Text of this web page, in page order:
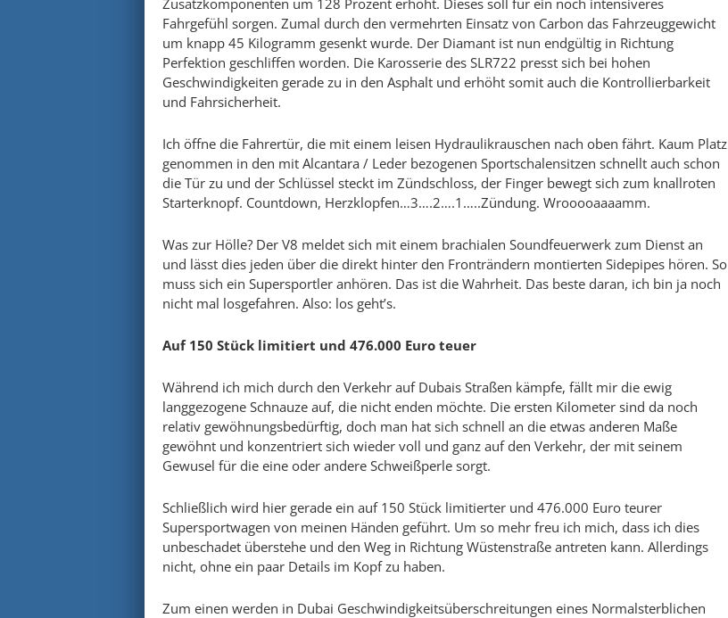
Zusatzkomponenten um 128 Prozent erhöht. Dieses soll für ein noch intensiveres
Fahrgefühl sorgen. Zumal durch den vermehrten Einsatz von Carbon das Fahrzeuggewicht
um knapp 45 Kilogramm gesenkt wurde. Der Diamant ist nun endgültig in Richtung
Perfektion geschliffen worden. Die Karosserie des SLR722 presst sich bei hohen
Geschwindigkeiten gerade zu in den Asphalt und erhöht somit auch die Kontrollierbarkeit
und Fahrsicherheit.
Ich öffne die Fahrertür, die mit einem leisen Hydraulikrauschen nach oben fährt. Kaum Platz
genommen in den mit Alcantara / Leder bezogenen Sportschalensitzen schnellt auch schon
die Tür zu und der Schlüssel steckt im Zündschloss, der Finger bewegt sich zum knallroten
Starterknopf. Countdown, Herzklopfen…3….2….1…..Zündung. Wrooooaaaamm.
Was zur Hölle? Der V8 meldet sich mit einem brachialen Soundfeuerwerk zum Dienst an
und lässt dies jeden über die direkt hinter den Fronträndern montierten Sidepipes hören. So
muss sich ein Supersportler anhören. Das ist die Wahrheit. Das beste daran, ich bin ja noch
nicht mal losgefahren. Also: los geht’s.
Auf 150 Stück limitiert und 476.000 Euro teuer
Während ich mich durch den Verkehr auf Dubais Straßen kämpfe, fällt mir die ewig
langgezogene Schnauze auf, die nicht enden möchte. Die ersten Kilometer sind da noch
relativ gewöhnungsbedürftig, doch man hat sich schnell an die etwas anderen Maße
gewöhnt und konzentriert sich wieder voll und ganz auf den Verkehr, der mit seinem
Gewusel für die eine oder andere Schweißperle sorgt.
Schließlich wird hier gerade ein auf 150 Stück limitierter und 476.000 Euro teurer
Supersportwagen von meinen Händen geführt. Um so mehr freu ich mich, dass ich dies
unbeschadet überstehe und den Weg in Richtung Wüstenstraße antreten kann. Allerdings
nicht, ohne ein paar Details im Kopf zu haben.
Zum einen werden in Dubai Geschwindigkeitsüberschreitungen eines Normalsterblichen